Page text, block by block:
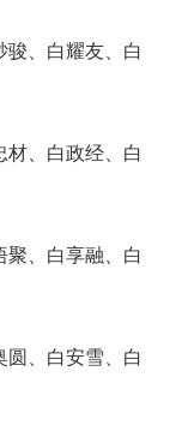
骏、白耀友、白
材、白政经、白
聚、白享融、白
圆、白安雪、白